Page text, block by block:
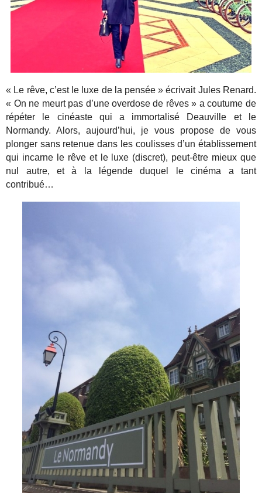
« Le rêve, c’est le luxe de la pensée » écrivait Jules Renard.
« On ne meurt pas d’une overdose de rêves » a coutume de
répéter le cinéaste qui a immortalisé Deauville et le
Normandy. Alors, aujourd’hui, je vous propose de vous
plonger sans retenue dans les coulisses d’un établissement
qui incarne le rêve et le luxe (discret), peut-être mieux que
nul autre, et à la légende duquel le cinéma a tant
contribué…